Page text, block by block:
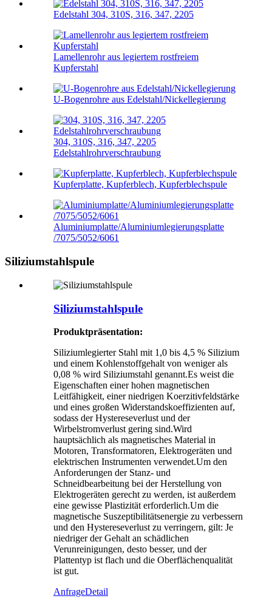
Edelstahl 304, 310S, 316, 347, 2205
Lamellenrohr aus legiertem rostfreiem
Kupferstahl
U-Bogenrohre aus Edelstahl/Nickellegierung
304, 310S, 316, 347, 2205
Edelstahlrohrverschraubung
Kupferplatte, Kupferblech, Kupferblechspule
Aluminiumplatte/Aluminiumlegierungsplatte
/7075/5052/6061
Siliziumstahlspule
Siliziumstahlspule
Produktpräsentation:
Siliziumlegierter Stahl mit 1,0 bis 4,5 % Silizium
und einem Kohlenstoffgehalt von weniger als
0,08 % wird Siliziumstahl genannt.Es weist die
Eigenschaften einer hohen magnetischen
Leitfähigkeit, einer niedrigen Koerzitivfeldstärke
und eines großen Widerstandskoeffizienten auf,
sodass der Hystereseverlust und der
Wirbelstromverlust gering sind.Wird
hauptsächlich als magnetisches Material in
Motoren, Transformatoren, Elektrogeräten und
elektrischen Instrumenten verwendet.Um den
Anforderungen der Stanz- und
Schneidbearbeitung bei der Herstellung von
Elektrogeräten gerecht zu werden, ist außerdem
eine gewisse Plastizität erforderlich.Um die
magnetische Suszeptibilitätsenergie zu verbessern
und den Hystereseverlust zu verringern, gilt: Je
niedriger der Gehalt an schädlichen
Verunreinigungen, desto besser, und der
Plattentyp ist flach und die Oberflächenqualität
ist gut.
AnfrageDetail